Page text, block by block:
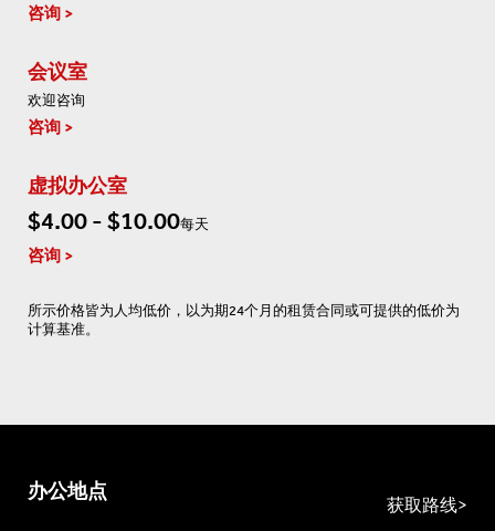
咨询
会议室
欢迎咨询
咨询
虚拟办公室
$4.00 - $10.00每天
咨询
所示价格皆为人均低价，以为期24个月的租赁合同或可提供的低价为
计算基准。
办公地点
获取路线